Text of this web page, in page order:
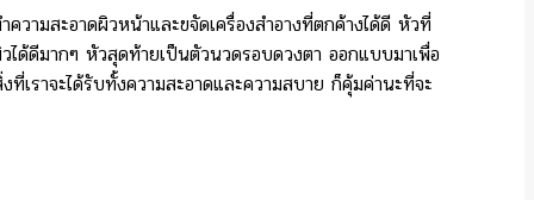
มสะอาดผิวหน้าและขจัดเครื่องสำอางที่ตกค้างได้ดี หัวที่
ด้ดีมากๆ หัวสุดท้ายเป็นตัวนวดรอบดวงตา ออกแบบมาเพื่อ
ราจะได้รับทั้งความสะอาดและความสบาย ก็คุ้มค่านะที่จะ